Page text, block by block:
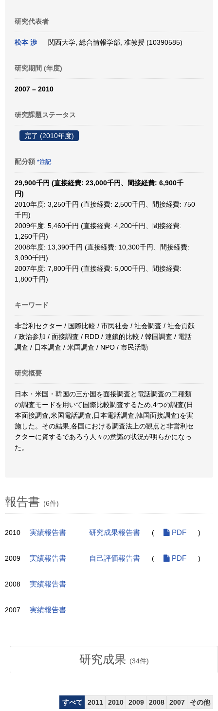
研究代表者
松本 渉 関西大学, 総合情報学部, 准教授 (10390585)
研究期間 (年度)
2007 – 2010
研究課題ステータス
完了 (2010年度)
配分額 *注記
29,900千円 (直接経費: 23,000千円、間接経費: 6,900千
円)
2010年度: 3,250千円 (直接経費: 2,500千円、間接経費: 750
千円)
2009年度: 5,460千円 (直接経費: 4,200千円、間接経費:
1,260千円)
2008年度: 13,390千円 (直接経費: 10,300千円、間接経費:
3,090千円)
2007年度: 7,800千円 (直接経費: 6,000千円、間接経費:
1,800千円)
キーワード
非営利セクター / 国際比較 / 市民社会 / 社会調査 / 社会貢献
/ 政治参加 / 面接調査 / RDD / 連鎖的比較 / 韓国調査 / 電話
調査 / 日本調査 / 米国調査 / NPO / 市民活動
研究概要
日本・米国・韓国の三か国を面接調査と電話調査の二種類
の調査モードを用いて国際比較調査するため,4つの調査(日
本面接調査,米国電話調査,日本電話調査,韓国面接調査)を実
施した。その結果,各国における調査法上の観点と非営利セ
クターに資するであろう人々の意識の状況が明らかになっ
た。
報告書 (6件)
2010 実績報告書 研究成果報告書 ( PDF )
2009 実績報告書 自己評価報告書 ( PDF )
2008 実績報告書
2007 実績報告書
研究成果 (34件)
すべて 2011 2010 2009 2008 2007 その他